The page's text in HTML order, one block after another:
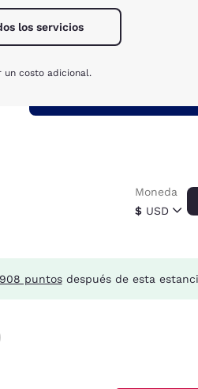
los servicios
un costo adicional.
$ USD
Moneda
908 puntosdespués de esta